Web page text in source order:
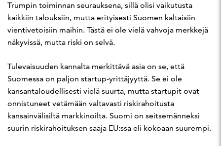
Trumpin toiminnan seurauksena, sillä olisi vaikutusta
kaikkiin talouksiin, mutta erityisesti Suomen kaltaisiin
vientivetoisiin maihin. Tästä ei ole vielä vahvoja merkkejä
näkyvissä, mutta riski on selvä.
Tulevaisuuden kannalta merkittävä asia on se, että
Suomessa on paljon startup-yrittäjyyttä. Se ei ole
kansantaloudellisesti vielä suurta, mutta startupit ovat
onnistuneet vetämään valtavasti riskirahoitusta
kansainvälisiltä markkinoilta. Suomi on seitsemänneksi
suurin riskirahoituksen saaja EU:ssa eli kokoaan suurempi.